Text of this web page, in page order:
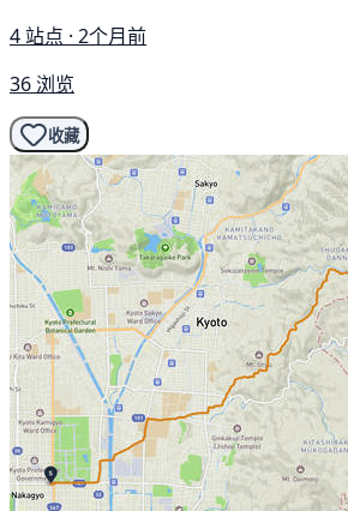
4 站点 · 2个月前
36 浏览
收藏